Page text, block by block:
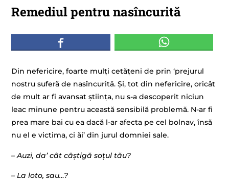
Remediul pentru nasîncurită
Din nefericire, foarte mulți cetățeni de prin ‘prejurul
nostru suferă de nasîncurită. Și, tot din nefericire, oricât
de mult ar fi avansat știința, nu s-a descoperit niciun
leac minune pentru această sensibilă problemă. N-ar fi
prea mare bai cu ea dacă l-ar afecta pe cel bolnav, însă
nu el e victima, ci ăi’ din jurul domniei sale.
– Auzi, da’ cât câștigă soțul tău?
– La loto, sau…?